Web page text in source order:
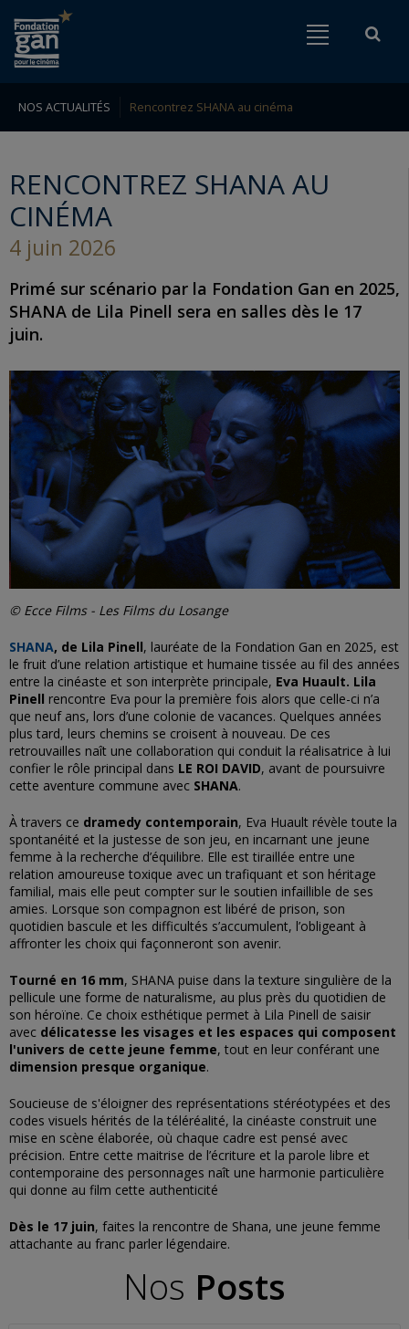
Go to content
Fondation
gan
pour
le
cinéma
NOS ACTUALITÉS Rencontrez SHANA au cinéma
RENCONTREZ SHANA AU
CINÉMA
4 juin 2026
Primé sur scénario par la Fondation Gan en 2025,
SHANA de Lila Pinell sera en salles dès le 17
juin.
© Ecce Films - Les Films du Losange
SHANA, de Lila Pinell, lauréate de la Fondation Gan en 2025, est
le fruit d’une relation artistique et humaine tissée au fil des années
entre la cinéaste et son interprète principale, Eva Huault. Lila
Pinell rencontre Eva pour la première fois alors que celle-ci n’a
que neuf ans, lors d’une colonie de vacances. Quelques années
plus tard, leurs chemins se croisent à nouveau. De ces
retrouvailles naît une collaboration qui conduit la réalisatrice à lui
confier le rôle principal dans LE ROI DAVID, avant de poursuivre
cette aventure commune avec SHANA.
À travers ce dramedy contemporain, Eva Huault révèle toute la
spontanéité et la justesse de son jeu, en incarnant une jeune
femme à la recherche d’équilibre. Elle est tiraillée entre une
relation amoureuse toxique avec un trafiquant et son héritage
familial, mais elle peut compter sur le soutien infaillible de ses
amies. Lorsque son compagnon est libéré de prison, son
quotidien bascule et les difficultés s’accumulent, l’obligeant à
affronter les choix qui façonneront son avenir.
Tourné en 16 mm, SHANA puise dans la texture singulière de la
pellicule une forme de naturalisme, au plus près du quotidien de
son héroïne. Ce choix esthétique permet à Lila Pinell de saisir
avec délicatesse les visages et les espaces qui composent
l'univers de cette jeune femme, tout en leur conférant une
dimension presque organique.
Soucieuse de s'éloigner des représentations stéréotypées et des
codes visuels hérités de la téléréalité, la cinéaste construit une
mise en scène élaborée, où chaque cadre est pensé avec
précision. Entre cette maitrise de l’écriture et la parole libre et
contemporaine des personnages naît une harmonie particulière
qui donne au film cette authenticité
Dès le 17 juin, faites la rencontre de Shana, une jeune femme
attachante au franc parler légendaire.
Nos Posts